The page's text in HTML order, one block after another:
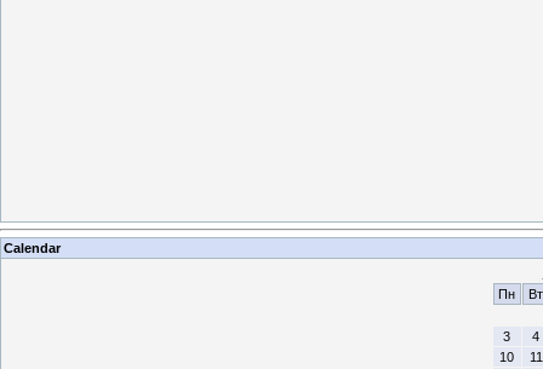
Calendar
Пн
Вт
3
4
10
11